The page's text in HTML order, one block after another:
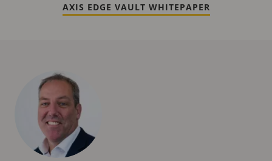
AXIS EDGE VAULT WHITEPAPER